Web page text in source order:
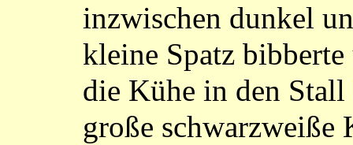
inzwischen dunkel
kleine Spatz
die Kühe in den
große schwarzweiße